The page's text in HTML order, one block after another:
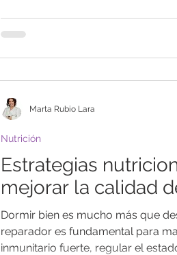
Estrategias
mejorar la calidad
Dormir bien es mucho más que
reparador es fundamental para
inmunitario fuerte, regular el
Nutrición
Marta Rubio Lara